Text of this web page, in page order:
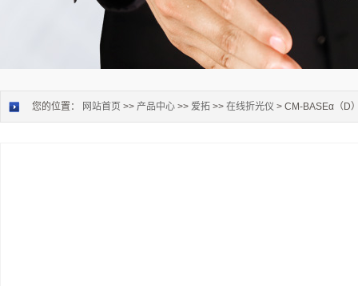
您的位置： 网站首页 >> 产品中心 >> 爱拓 >> 在线折光仪 > CM-BASEα（D